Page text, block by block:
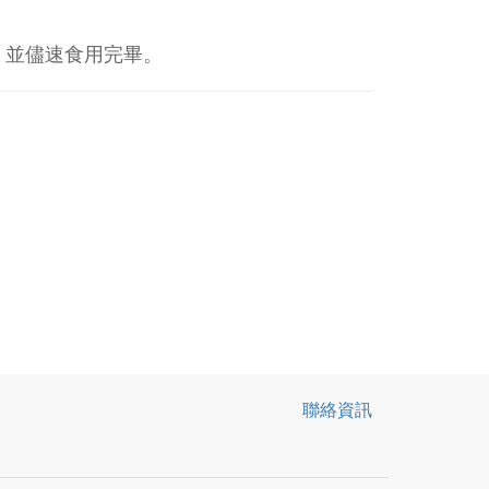
儘速食用完畢。
聯絡資訊